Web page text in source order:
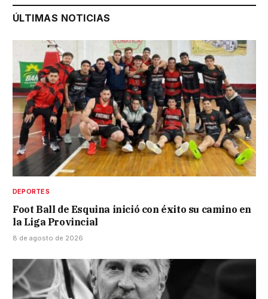
ÚLTIMAS NOTICIAS
DEPORTES
Foot Ball de Esquina inició con éxito su camino en
la Liga Provincial
8 de agosto de 2026